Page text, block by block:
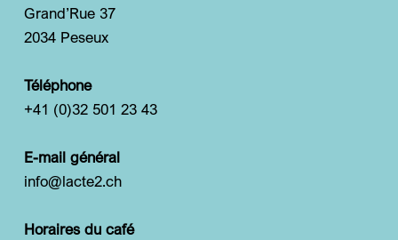
Grand’Rue 37
2034 Peseux
Téléphone
+41 (0)32 501 23 43
E-mail général
info@lacte2.ch
Horaires du café